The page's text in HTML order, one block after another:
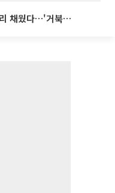
'불명' 문세윤, 故 터틀맨 빈자리 채웠다…'거북이' 눈물의 최종 우승